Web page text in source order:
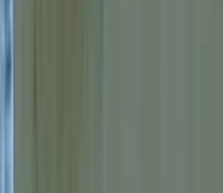
ছাত্রাবাসে
কক্ষে ছাত্রদলের